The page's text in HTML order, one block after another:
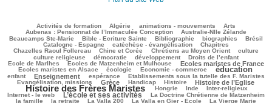
Activités de formation Algérie animations - mouvements Arts
Aubenas : Pensionnat de l’Immaculée Conception
41/3489 Australie-Nlle Zélande
94/3489
Beaucamps Ste-Marie
736/3489 Bible - Ecriture Sainte
76/3489 Bibliographie
623/3489 biographies
177/3489 Brésil
729/3489
Catalogne - Espagne
catéchèse - évangélisation Chapitres
Chazelles Raoul Follereau
128/3489 Chine et Corée
242/3489 Chrétiens au Moyen Orient
473/3489 culture
36/3489
culture religieuse
démocratie développement Droits de l’enfant
Ecole de Marlhes
168/3489 Ecoles de Matzenheim et Mulhouse
864/3489 Ecoles maristes de France
221/3489
Ecoles maristes en Alsace
554/3489 écologie
151/3489 Economie - commerce
1868/3489 éducation
151/3489
enfant
989/3489 Enseignement
261/3489 espérance
65/3489 Etablissements sous la tutelle des F. Maristes
280/3489
Evangélisation, missions
760/3489 Grèce
114/3489 Handicap
337/3489 Histoire
781/3489 Histoire de l’Eglise
2335/3489
Histoire des Frères Maristes
126/3489 Hongrie Inde
175/3489 Inter-religieux
319/3489
Internet - le web
1270/3489 L’école et ses activités
50/3489 La Doctrine Chrétienne de Matzenheim
428/3489
la famille
143/3489 la retraite
71/3489 La Valla 200
78/3489 La Valla en Gier - Ecole
681/3489 La Vierge Marie
476/3489